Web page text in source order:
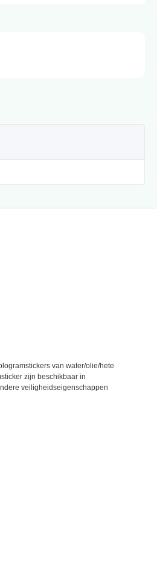
van water/olie/hete
zijn beschikbaar in
veiligheidseigenschappen